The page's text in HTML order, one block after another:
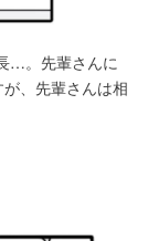
…。先輩さんに
、先輩さんは相